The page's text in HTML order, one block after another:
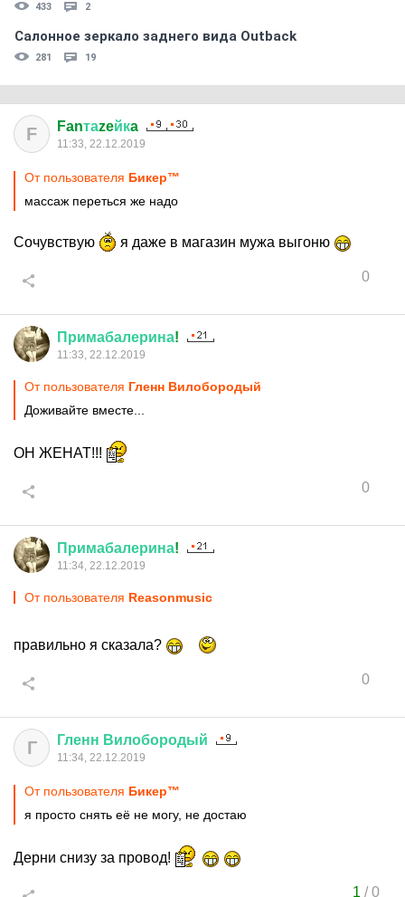
433 2
Салонное зеркало заднего вида Outback
281 19
F Fanтаzeйкa
11:33, 22.12.2019
От пользователя Бикер™
массаж переться же надо
Сочувствую я даже в магазин мужа выгоню
0
Примабалерина!
11:33, 22.12.2019
От пользователя Гленн Вилобородый
Доживайте вместе...
ОН ЖЕНАТ!!!
0
Примабалерина!
11:34, 22.12.2019
От пользователя Reasonmusic
правильно я сказала?
0
Г Гленн Вилобородый
11:34, 22.12.2019
От пользователя Бикер™
я просто снять её не могу, не достаю
Дерни снизу за провод!
1 /0